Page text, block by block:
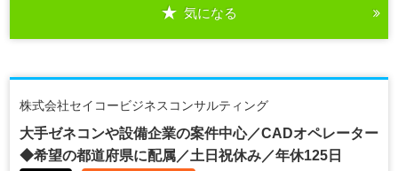
気になる
株式会社セイコービジネスコンサルティング
大手ゼネコンや設備企業の案件中心／CADオペレーター
◆希望の都道府県に配属／土日祝休み／年休125日